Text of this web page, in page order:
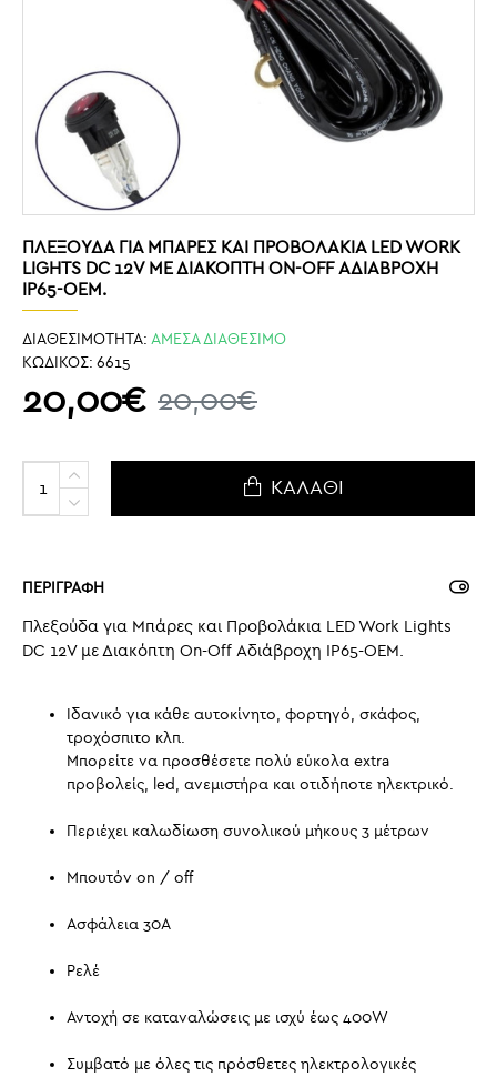
ΠΛΕΞΟΎΔΑ ΓΙΑ ΜΠΆΡΕΣ ΚΑΙ ΠΡΟΒΟΛΆΚΙΑ LED WORK
LIGHTS DC 12V ΜΕ ΔΙΑΚΌΠΤΗ ON-OFF ΑΔΙΆΒΡΟΧΗ
IP65-OEM.
ΔΙΑΘΕΣΙΜΟΤΗΤΑ: ΑΜΕΣΑ ΔΙΑΘΕΣΙΜΟ
ΚΩΔΙΚΟΣ: 6615
20,00€ 20,00€
ΚΑΛΆΘΙ
ΠΕΡΙΓΡΑΦΗ
Πλεξούδα για Μπάρες και Προβολάκια LED Work Lights
DC 12V με Διακόπτη On-Off Αδιάβροχη IP65-OEM.
Ιδανικό για κάθε αυτοκίνητο, φορτηγό, σκάφος,
τροχόσπιτο κλπ.
Μπορείτε να προσθέσετε πολύ εύκολα extra
προβολείς, led, ανεμιστήρα και οτιδήποτε ηλεκτρικό.
Περιέχει καλωδίωση συνολικού μήκους 3 μέτρων
Μπουτόν on / off
Ασφάλεια 30Α
Ρελέ
Αντοχή σε καταναλώσεις με ισχύ έως 400W
Συμβατό με όλες τις πρόσθετες ηλεκτρολογικές